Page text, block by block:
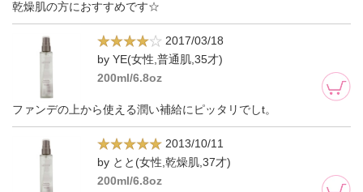
乾燥肌の方におすすめです☆
2017/03/18
by YE(女性,普通肌,35才)
200ml/6.8oz
ファンデの上から使える潤い補給にピッタリでしt。
2013/10/11
by とと(女性,乾燥肌,37才)
200ml/6.8oz